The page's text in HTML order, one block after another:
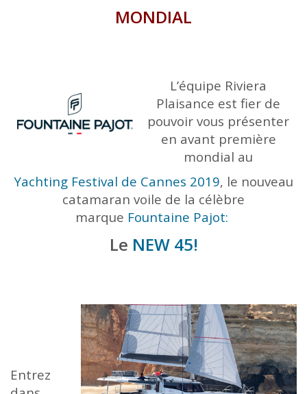
MONDIAL
L’équipe Riviera
Plaisance est fier de
pouvoir vous présenter
en avant première
mondial au
Yachting Festival de Cannes 2019, le nouveau
catamaran voile de la célèbre
marque Fountaine Pajot:
Le NEW 45!
Entrez